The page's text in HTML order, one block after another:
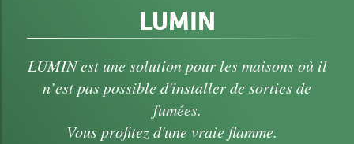
LUMIN
LUMIN est une solution pour les maisons où il
n’est pas possible d'installer de sorties de
fumées.
Vous profitez d'une vraie flamme.